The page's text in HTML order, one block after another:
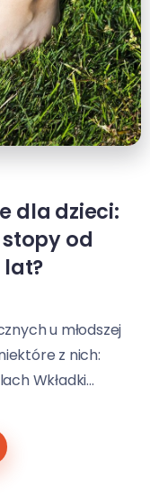
dla dzieci:
od
lat?
u młodszej
z nich:
Wkładki...